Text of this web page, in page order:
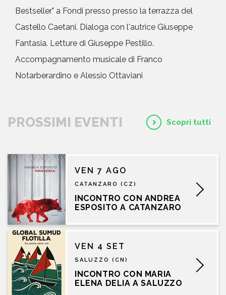
Bestseller" a Fondi presso presso la terrazza del
Castello Caetani. Dialoga con l'autrice Giuseppe
Fantasia. Letture di Giuseppe Pestillo.
Accompagnamento musicale di Franco
Notarberardino e Alessio Ottaviani
PROSSIMI EVENTI Scopri tutti
VEN 7 AGO
CATANZARO (CZ)
INCONTRO CON ANDREA
ESPOSITO A CATANZARO
VEN 4 SET
SALUZZO (CN)
INCONTRO CON MARIA
ELENA DELIA A SALUZZO